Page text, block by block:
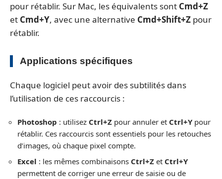
pour rétablir. Sur Mac, les équivalents sont Cmd+Z
et Cmd+Y, avec une alternative Cmd+Shift+Z pour
rétablir.
Applications spécifiques
Chaque logiciel peut avoir des subtilités dans
l’utilisation de ces raccourcis :
Photoshop : utilisez Ctrl+Z pour annuler et Ctrl+Ypour
rétablir. Ces raccourcis sont essentiels pour les retouches
d’images, où chaque pixel compte.
Excel : les mêmes combinaisons Ctrl+Z et Ctrl+Y
permettent de corriger une erreur de saisie ou de